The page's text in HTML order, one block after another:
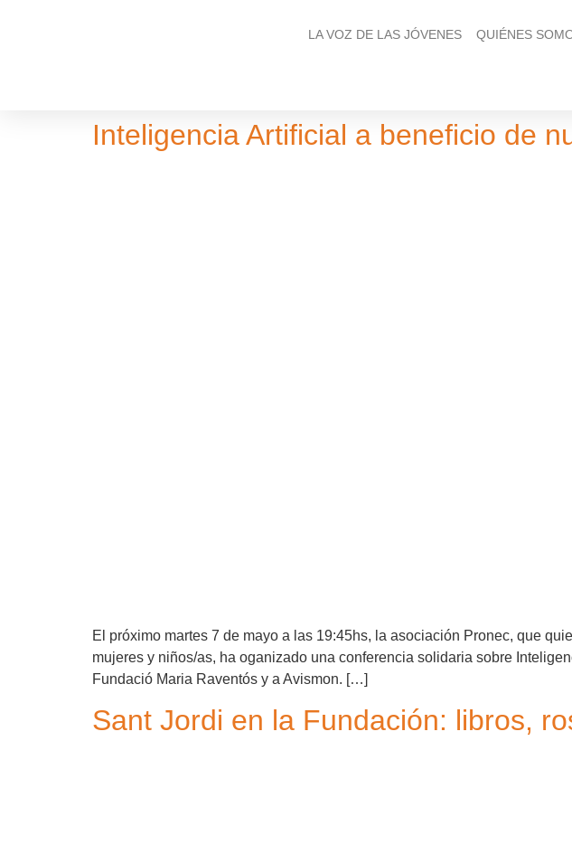
LA VOZ DE LAS JÓVENES QUIÉNES
Inteligencia Artificial a beneficio de
El próximo martes 7 de mayo a las 19:45hs, la asociación Pronec, que
mujeres y niños/as, ha oganizado una conferencia solidaria sobre
Fundació Maria Raventós y a Avismon. […]
Sant Jordi en la Fundación: libros,